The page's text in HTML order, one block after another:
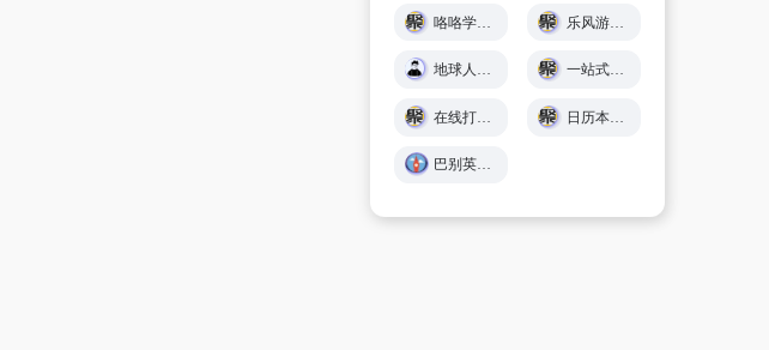
地球人导航 - 探索全网优质免费资源 一站式在线工具服务平台 - 工具派
巴别英语 - 英语听力练习,看美剧学英语